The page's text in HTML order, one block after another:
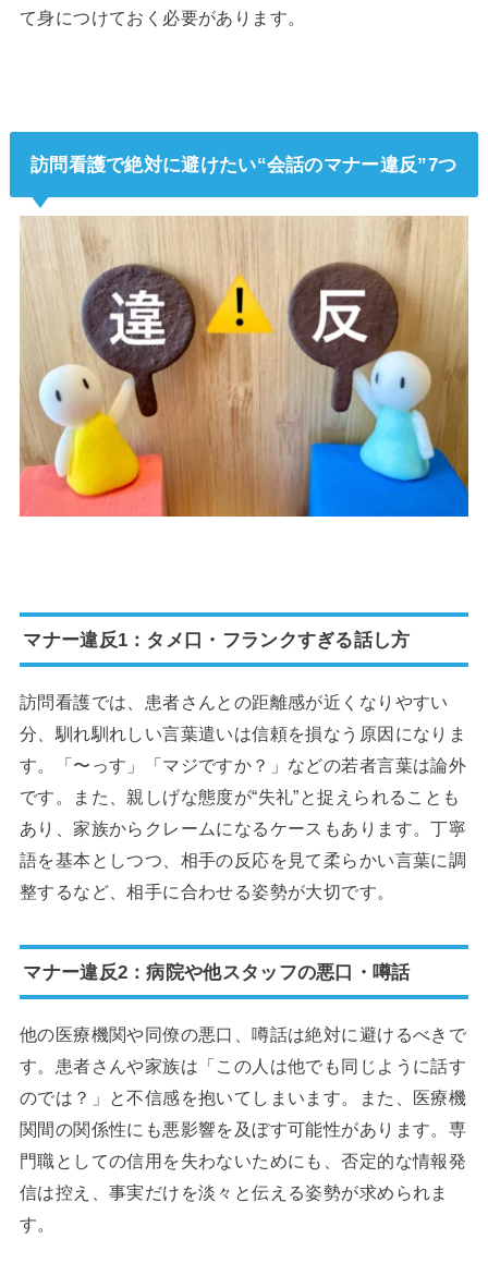
て身につけておく必要があります。
訪問看護で絶対に避けたい“会話のマナー違反”7つ
マナー違反1：タメ口・フランクすぎる話し方
訪問看護では、患者さんとの距離感が近くなりやすい
分、馴れ馴れしい言葉遣いは信頼を損なう原因になりま
す。「〜っす」「マジですか？」などの若者言葉は論外
です。また、親しげな態度が“失礼”と捉えられることも
あり、家族からクレームになるケースもあります。丁寧
語を基本としつつ、相手の反応を見て柔らかい言葉に調
整するなど、相手に合わせる姿勢が大切です。
マナー違反2：病院や他スタッフの悪口・噂話
他の医療機関や同僚の悪口、噂話は絶対に避けるべきで
す。患者さんや家族は「この人は他でも同じように話す
のでは？」と不信感を抱いてしまいます。また、医療機
関間の関係性にも悪影響を及ぼす可能性があります。専
門職としての信用を失わないためにも、否定的な情報発
信は控え、事実だけを淡々と伝える姿勢が求められま
す。